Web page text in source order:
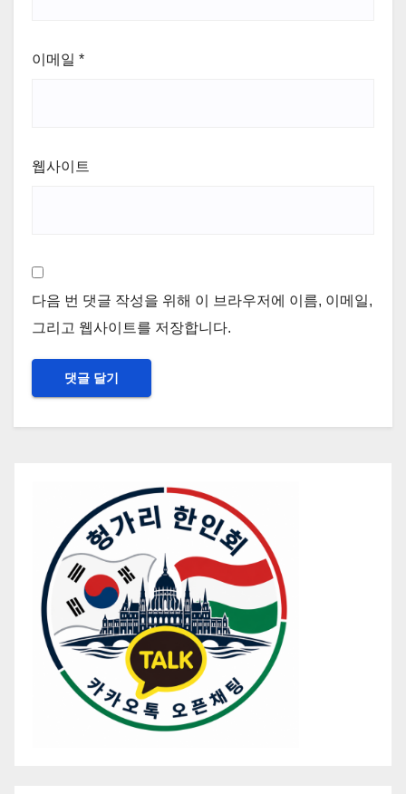
이메일 *
웹사이트
다음 번 댓글 작성을 위해 이 브라우저에 이름, 이메일,
그리고 웹사이트를 저장합니다.